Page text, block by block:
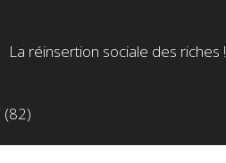
La réinsertion sociale des riches !
(82)